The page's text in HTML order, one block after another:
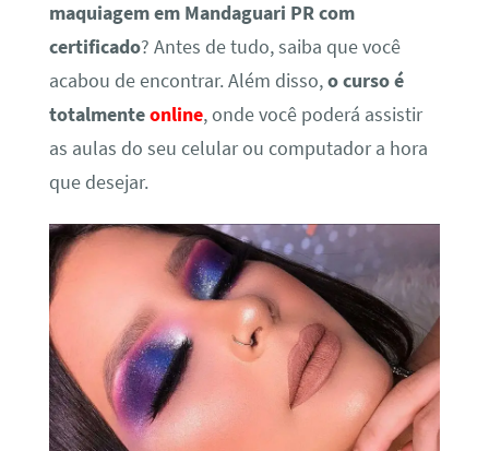
maquiagem em Mandaguari PR com
certificado? Antes de tudo, saiba que você
acabou de encontrar. Além disso,o curso é
totalmenteonline, onde você poderá assistir
as aulas do seu celular ou computador a hora
que desejar.